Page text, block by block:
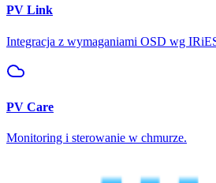
PV Link
Integracja z wymaganiami OSD wg
PV Care
Monitoring i sterowanie w chmurze.